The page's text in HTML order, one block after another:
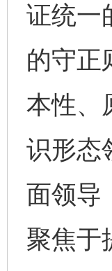
证统一
的守正
本性、
识形态
面领导
聚焦于